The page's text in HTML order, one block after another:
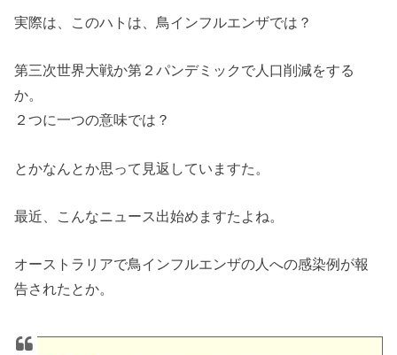
実際は、このハトは、鳥インフルエンザでは？
第三次世界大戦か第２パンデミックで人口削減をする
か。
２つに一つの意味では？
とかなんとか思って見返していますた。
最近、こんなニュース出始めますたよね。
オーストラリアで鳥インフルエンザの人への感染例が報
告されたとか。